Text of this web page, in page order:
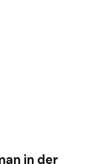
in der